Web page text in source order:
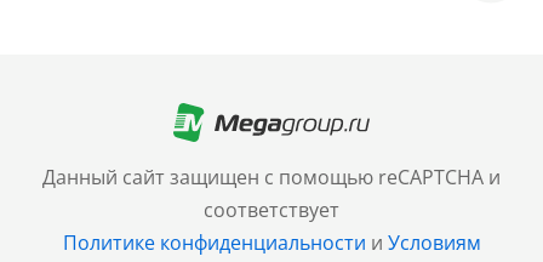
Данный сайт защищен с помощью reCAPTCHA и
соответствует
Политике конфиденциальности и Условиям
+7 (499) 705-30-10
Санкт-Петербург
+7 (812) 600-77-33
Барнаул